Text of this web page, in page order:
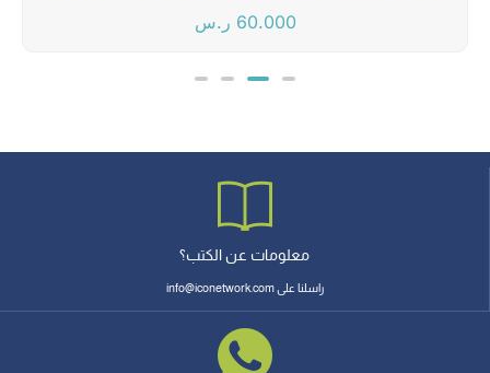
60.000 ر.س
معلومات عن الكتب؟
راسلنا على info@iconetwork.com